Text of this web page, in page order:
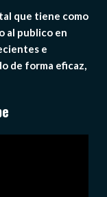
que tiene como
al publico en
e
de forma eficaz,